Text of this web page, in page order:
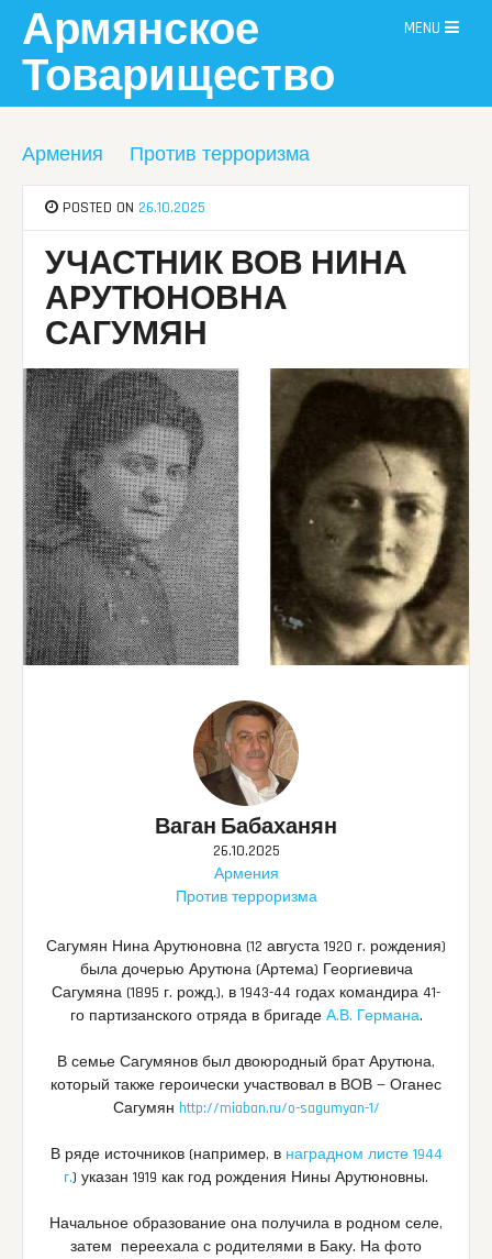
content
Армянское
Товарищество
MENU
Армения Против терроризма
POSTED ON 26.10.2025
УЧАСТНИК ВОВ НИНА
АРУТЮНОВНА
САГУМЯН
Ваган Бабаханян
26.10.2025
Армения
Против терроризма
Сагумян Нина Арутюновна (12 августа 1920 г. рождения)
была дочерью Арутюна (Артема) Георгиевича
Сагумяна (1895 г. рожд.), в 1943-44 годах командира 41-
го партизанского отряда в бригаде А.В. Германа.
В семье Сагумянов был двоюродный брат Арутюна,
который также героически участвовал в ВОВ — Оганес
Сагумян http://miaban.ru/o-sagumyan-1/
В ряде источников (например, в наградном листе 1944
г.) указан 1919 как год рождения Нины Арутюновны.
Начальное образование она получила в родном селе,
затем переехала с родителями в Баку. На фото